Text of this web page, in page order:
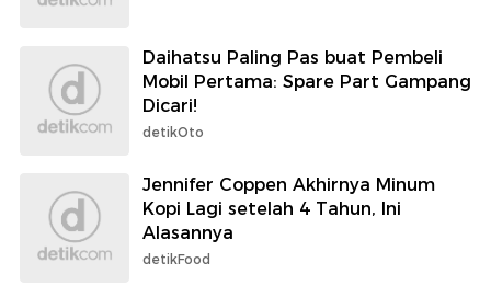
Daihatsu Paling Pas buat Pembeli
Mobil Pertama: Spare Part Gampang
Dicari!
detikOto
Jennifer Coppen Akhirnya Minum
Kopi Lagi setelah 4 Tahun, Ini
Alasannya
detikFood